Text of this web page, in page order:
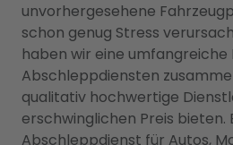
unvorhergesehene
schon genug Stress
haben wir eine umfangreiche
Abschleppdiensten
qualitativ hochwertige
erschwinglichen Preis bieten.
Abschleppdienst für Autos,